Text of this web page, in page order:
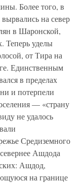
Более того, в
на север
в Шаронской,
Теперь уделы
от Тира на
Единственным
в пределах
и потерпели
— «страну
не удалось
Средиземного
Ашдода
Ашдод,
на границе